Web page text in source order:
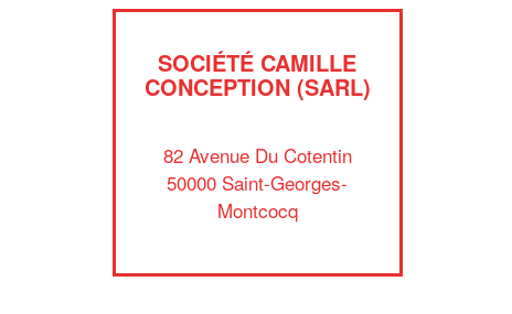
SOCIÉTÉ CAMILLE
CONCEPTION (SARL)
82 Avenue Du Cotentin
50000 Saint-Georges-
Montcocq